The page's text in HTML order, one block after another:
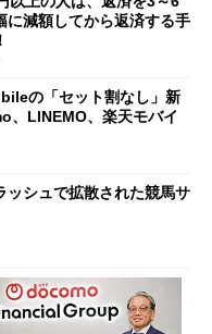
に減額してから返済する手
の「セット割なし」新
LINEMO、楽天モバイ
ッシュで拡散された競馬サ